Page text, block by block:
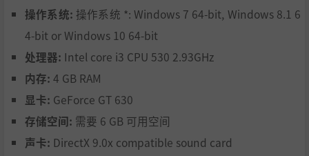
操作系统: 操作系统 *: Windows 7 64-bit, Windows 8.1 6
4-bit or Windows 10 64-bit
处理器: Intel core i3 CPU 530 2.93GHz
内存: 4 GB RAM
显卡: GeForce GT 630
存储空间: 需要 6 GB 可用空间
声卡: DirectX 9.0x compatible sound card